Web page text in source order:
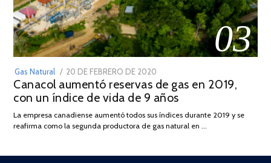
03
Gas Natural
POSTED
ON
20 DE FEBRERO DE 2020
DE
JULIO
2025
Canacol aumentó reservas de gas en 2019,
con un índice de vida de 9 años
La empresa canadiense aumentó todos sus índices durante 2019 y se
reafirma como la segunda productora de gas natural en …